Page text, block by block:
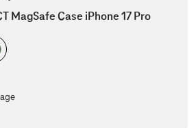
MagSafe Case iPhone 17 Pro